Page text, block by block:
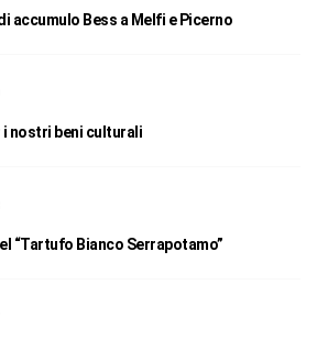
accumulo Bess a Melfi e Picerno
i nostri beni culturali
“Tartufo Bianco Serrapotamo”